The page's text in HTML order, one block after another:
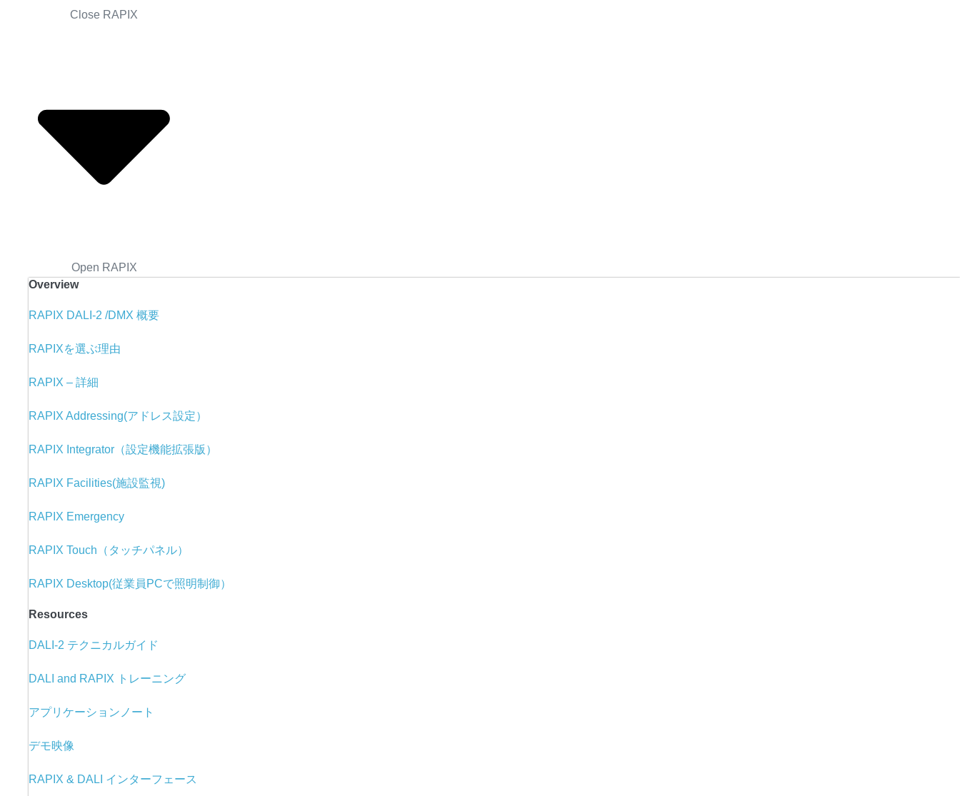
Close RAPIX
Open RAPIX
Overview
RAPIX DALI-2 /DMX 概要
RAPIXを選ぶ理由
RAPIX – 詳細
RAPIX Addressing(アドレス設定）
RAPIX Integrator（設定機能拡張版）
RAPIX Facilities(施設監視)
RAPIX Emergency
RAPIX Touch（タッチパネル）
RAPIX Desktop(従業員PCで照明制御）
Resources
DALI-2 テクニカルガイド
DALI and RAPIX トレーニング
アプリケーションノート
デモ映像
RAPIX & DALI インターフェース